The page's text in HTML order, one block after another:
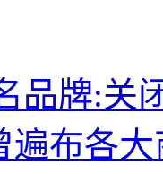
品牌:关
布各大